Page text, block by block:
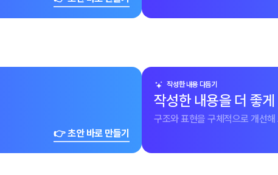
👉 초안 바로 만들기
작성한 내용 다듬기
작성한 내용을 더 좋
구조와 표현을 구체적으로 개선해